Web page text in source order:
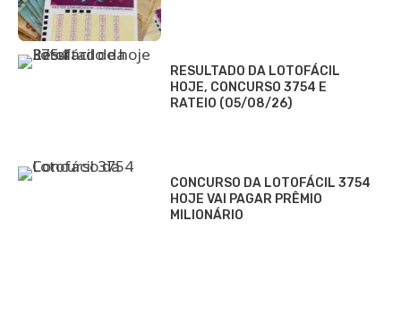
RESULTADO DA LOTOFÁCIL
HOJE, CONCURSO 3754 E
RATEIO (05/08/26)
CONCURSO DA LOTOFÁCIL 3754
HOJE VAI PAGAR PRÊMIO
MILIONÁRIO